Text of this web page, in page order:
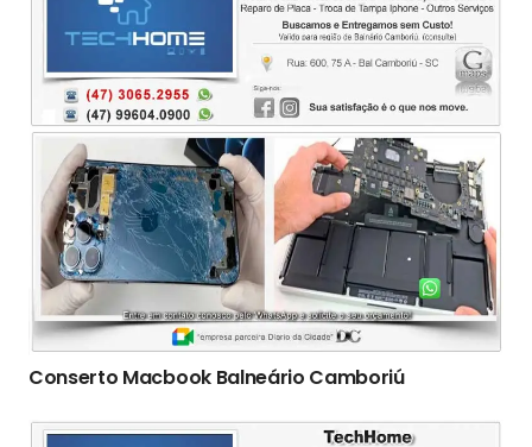
Conserto Macbook Balneário Camboriú